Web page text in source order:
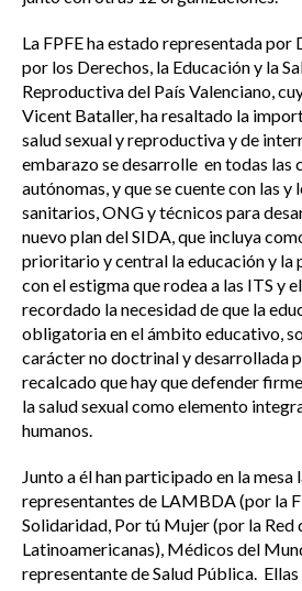
La FPFE ha estado representada por
por los Derechos, la Educación y la
Reproductiva del País Valenciano,
Vicent Bataller, ha resaltado la
salud sexual y reproductiva y de
embarazo se desarrolle en todas las
autónomas, y que se cuente con las y
sanitarios, ONG y técnicos para
nuevo plan del SIDA, que incluya
prioritario y central la educación y la
con el estigma que rodea a las ITS y
recordado la necesidad de que la
obligatoria en el ámbito educativo,
carácter no doctrinal y desarrollada
recalcado que hay que defender
la salud sexual como elemento
humanos.
Junto a él han participado en la mesa
representantes de LAMBDA (por la
Solidaridad, Por tú Mujer (por la Red
Latinoamericanas), Médicos del
representante de Salud Pública. Ellas